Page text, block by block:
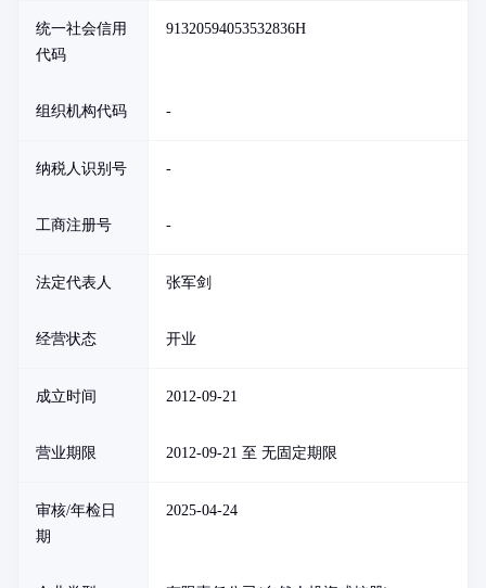
统一社会信用
代码
91320594053532836H
组织机构代码 -
纳税人识别号 -
工商注册号 -
法定代表人 张军剑
经营状态 开业
成立时间 2012-09-21
营业期限 2012-09-21 至 无固定期限
审核/年检日
期
2025-04-24